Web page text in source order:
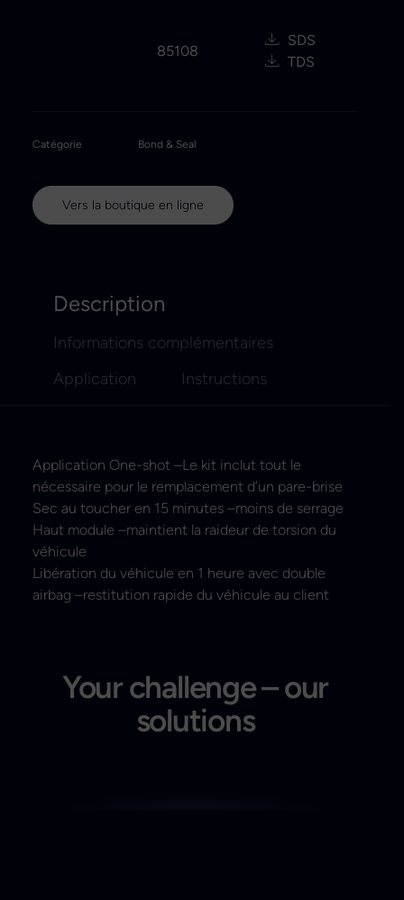
85108
SDS
TDS
Catégorie Bond & Seal
Vers la boutique en ligne
Description
Informations complémentaires
Application
Instructions
Application One-shot –Le kit inclut tout le
nécessaire pour le remplacement d’un pare-brise
Sec au toucher en 15 minutes –moins de serrage
Haut module –maintient la raideur de torsion du
véhicule
Libération du véhicule en 1 heure avec double
airbag –restitution rapide du véhicule au client
Your challenge – our
solutions